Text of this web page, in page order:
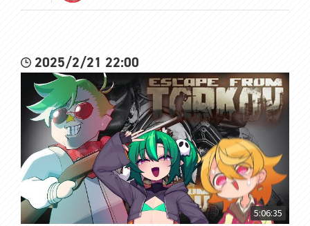
2025/2/21 22:00
5:06:35